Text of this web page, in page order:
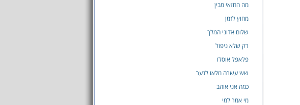
מה החזאי מבין
מחוץ לזמן
שלום אדוני המלך
רק שלא ניפול
פלאפל אוסלו
שש עשרה מלאו לנער
כמה אני אוהב
מי אמר למי